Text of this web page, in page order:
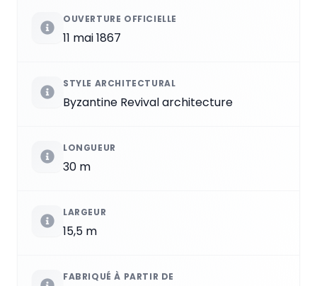
OUVERTURE OFFICIELLE
11 mai 1867
STYLE ARCHITECTURAL
Byzantine Revival architecture
LONGUEUR
30 m
LARGEUR
15,5 m
FABRIQUÉ À PARTIR DE